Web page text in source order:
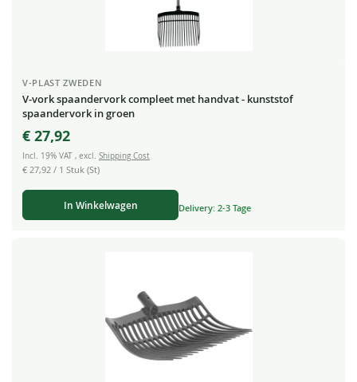
V-PLAST ZWEDEN
V-vork spaandervork compleet met handvat - kunststof
spaandervork in groen
€ 27,92
Incl. 19% VAT , excl. Shipping Cost
€ 27,92 / 1 Stuk (St)
In Winkelwagen Delivery: 2-3 Tage